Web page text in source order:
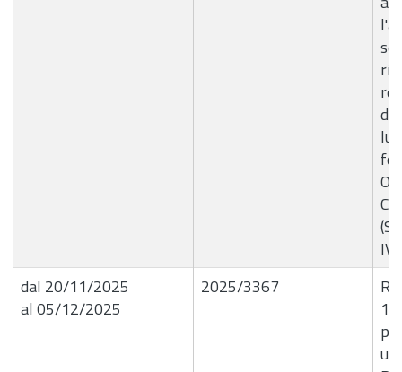
di
dal 20/11/2025
al 05/12/2025
2025/3367
un